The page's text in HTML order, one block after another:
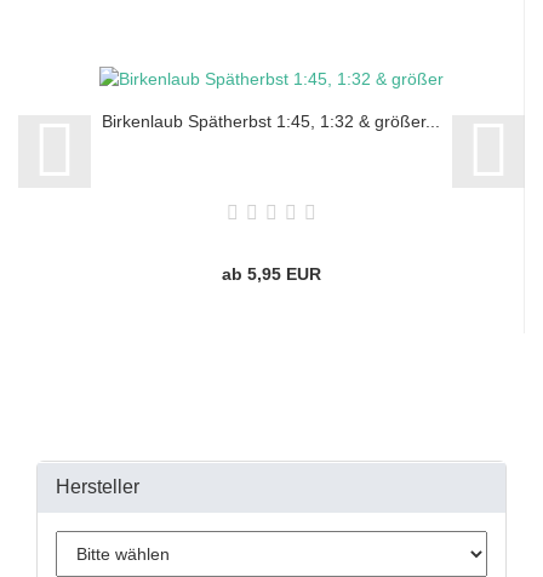
Birkenlaub Spätherbst 1:45, 1:32 & größer...
ab 5,95 EUR
Hersteller